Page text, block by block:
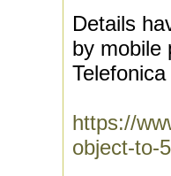
Details
by mobile
https://
object-to-